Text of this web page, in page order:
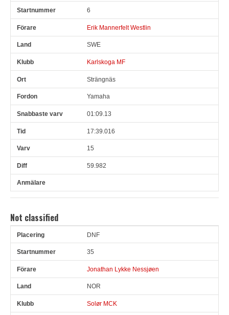
6
Erik Mannerfelt Westlin
SWE
Karlskoga MF
Strängnäs
Yamaha
01:09.13
17:39.016
15
59.982
Not classified
Pl Snr Land
DNF
35
Jonathan Lykke Nessjøen
NOR
Solør MCK